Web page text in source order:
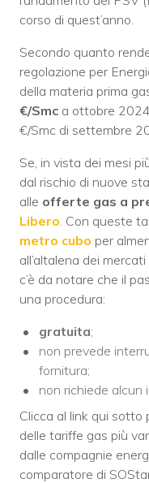
corso di quest’anno.
Secondo quanto
regolazione per
della materia prima
€/Smc a ottobre
€/Smc di settembre
Se, in vista dei mesi
dal rischio di nuove
alle offerte gas a
Libero . Con queste
metro cubo per
all’altalena dei
c’è da notare che il
una procedura:
gratuita;
non prevede
fornitura;
non richiede alcun
Clicca al link qui
delle tariffe gas più
dalle compagnie
comparatore di